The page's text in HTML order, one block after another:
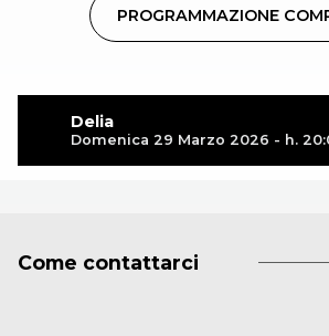
Delia
Domenica 29 Marzo 2026 - h.
PROGRAMMAZIONE
Come contattarci